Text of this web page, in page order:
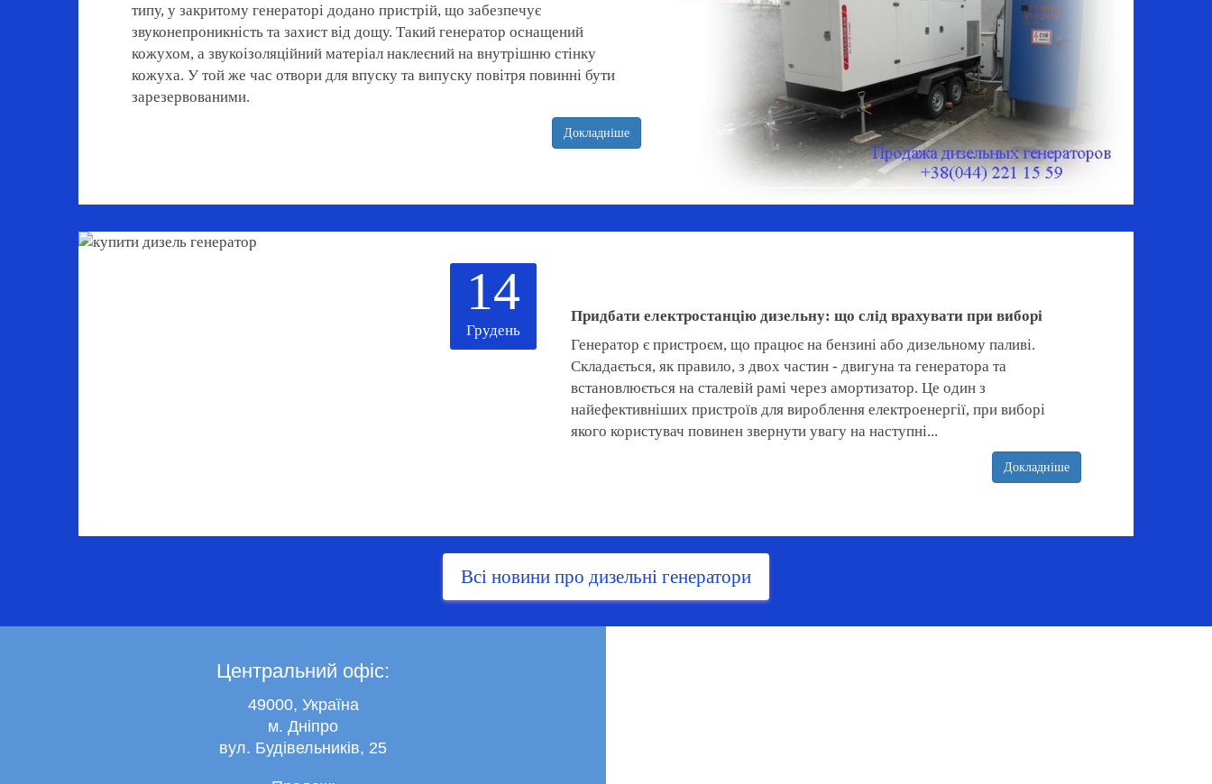
типу, у закритому генераторі додано пристрій, що забезпечує
звуконепроникність та захист від дощу. Такий генератор оснащений
кожухом, а звукоізоляційний матеріал наклеєний на внутрішню стінку
кожуха. У той же час отвори для впуску та випуску повітря повинні бути
зарезервованими.
Докладніше
Придбати електростанцію дизельну: що слід врахувати при виборі
Генератор є пристроєм, що працює на бензині або дизельному паливі.
Складається, як правило, з двох частин - двигуна та генератора та
встановлюється на сталевій рамі через амортизатор. Це один з
найефективніших пристроїв для вироблення електроенергії, при виборі
якого користувач повинен звернути увагу на наступні...
Докладніше
14
Грудень
Всі новини про дизельні генератори
Центральний офіс:
49000, Україна
м. Дніпро
вул. Будівельників, 25